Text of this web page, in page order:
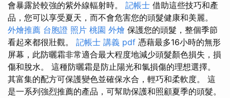
會暴露於較強的紫外線輻射時。 記帳士 借助這些技巧和產
品，您可以享受夏天，​​​​而不會危害您的頭髮健康和美麗。
外燴推薦 台胞證 照片 桃園 外燴 保護您的頭髮，整個季節
看起來都很壯觀。 記帳士 講義 pdf 憑藉最多16小時的無形
屏幕，此防曬霜非常適合最大程度地減少頭髮顏色損失，損
傷和脫水。 這種防曬霜是防止陽光和氯損傷的理想選擇。
其富集的配方可保護變色並確保水合，輕巧和柔軟度。 這
是一系列強烈推薦的產品，可幫助保護和照顧夏季的頭髮。